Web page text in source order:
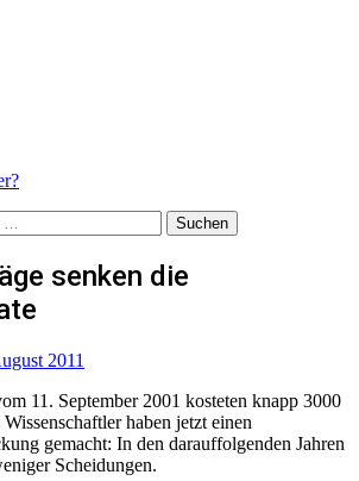
senken die
2011
11. September 2001 kosteten knapp 3000
haben jetzt einen
gemacht: In den darauffolgenden Jahren
Scheidungen.